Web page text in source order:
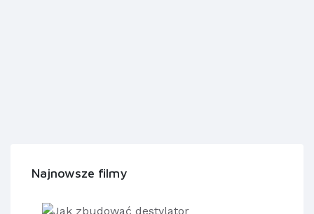
Najnowsze filmy